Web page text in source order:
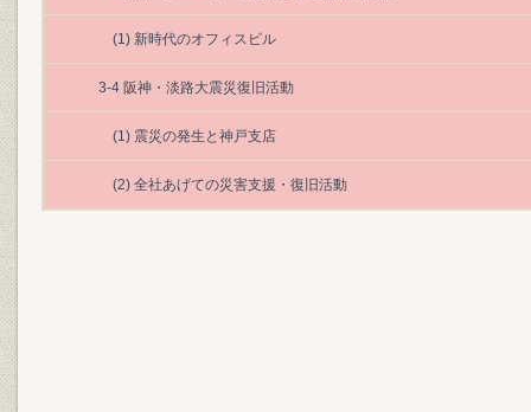
(1) 新時代のオフィスビル
3-4 阪神・淡路大震災復旧活動
(1) 震災の発生と神戸支店
(2) 全社あげての災害支援・復旧活動